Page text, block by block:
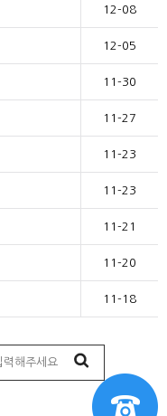
12-08
12-05
11-30
11-27
11-23
11-23
11-21
11-20
11-18